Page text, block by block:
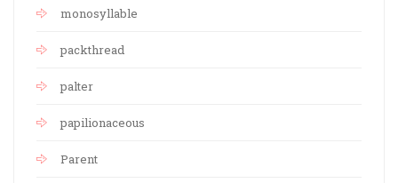
monosyllable
packthread
palter
papilionaceous
Parent